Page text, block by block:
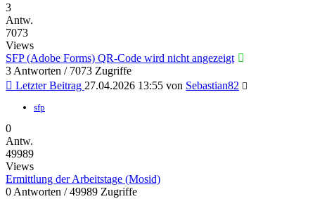
3
Antw.
7073
Views
SFP (Adobe Forms) QR-Code wird nicht angezeigt
3 Antworten / 7073 Zugriffe
Letzter Beitrag 27.04.2026 13:55 von Sebastian82
sfp
0
Antw.
49989
Views
Ermittlung der Arbeitstage (Mosid)
0 Antworten / 49989 Zugriffe